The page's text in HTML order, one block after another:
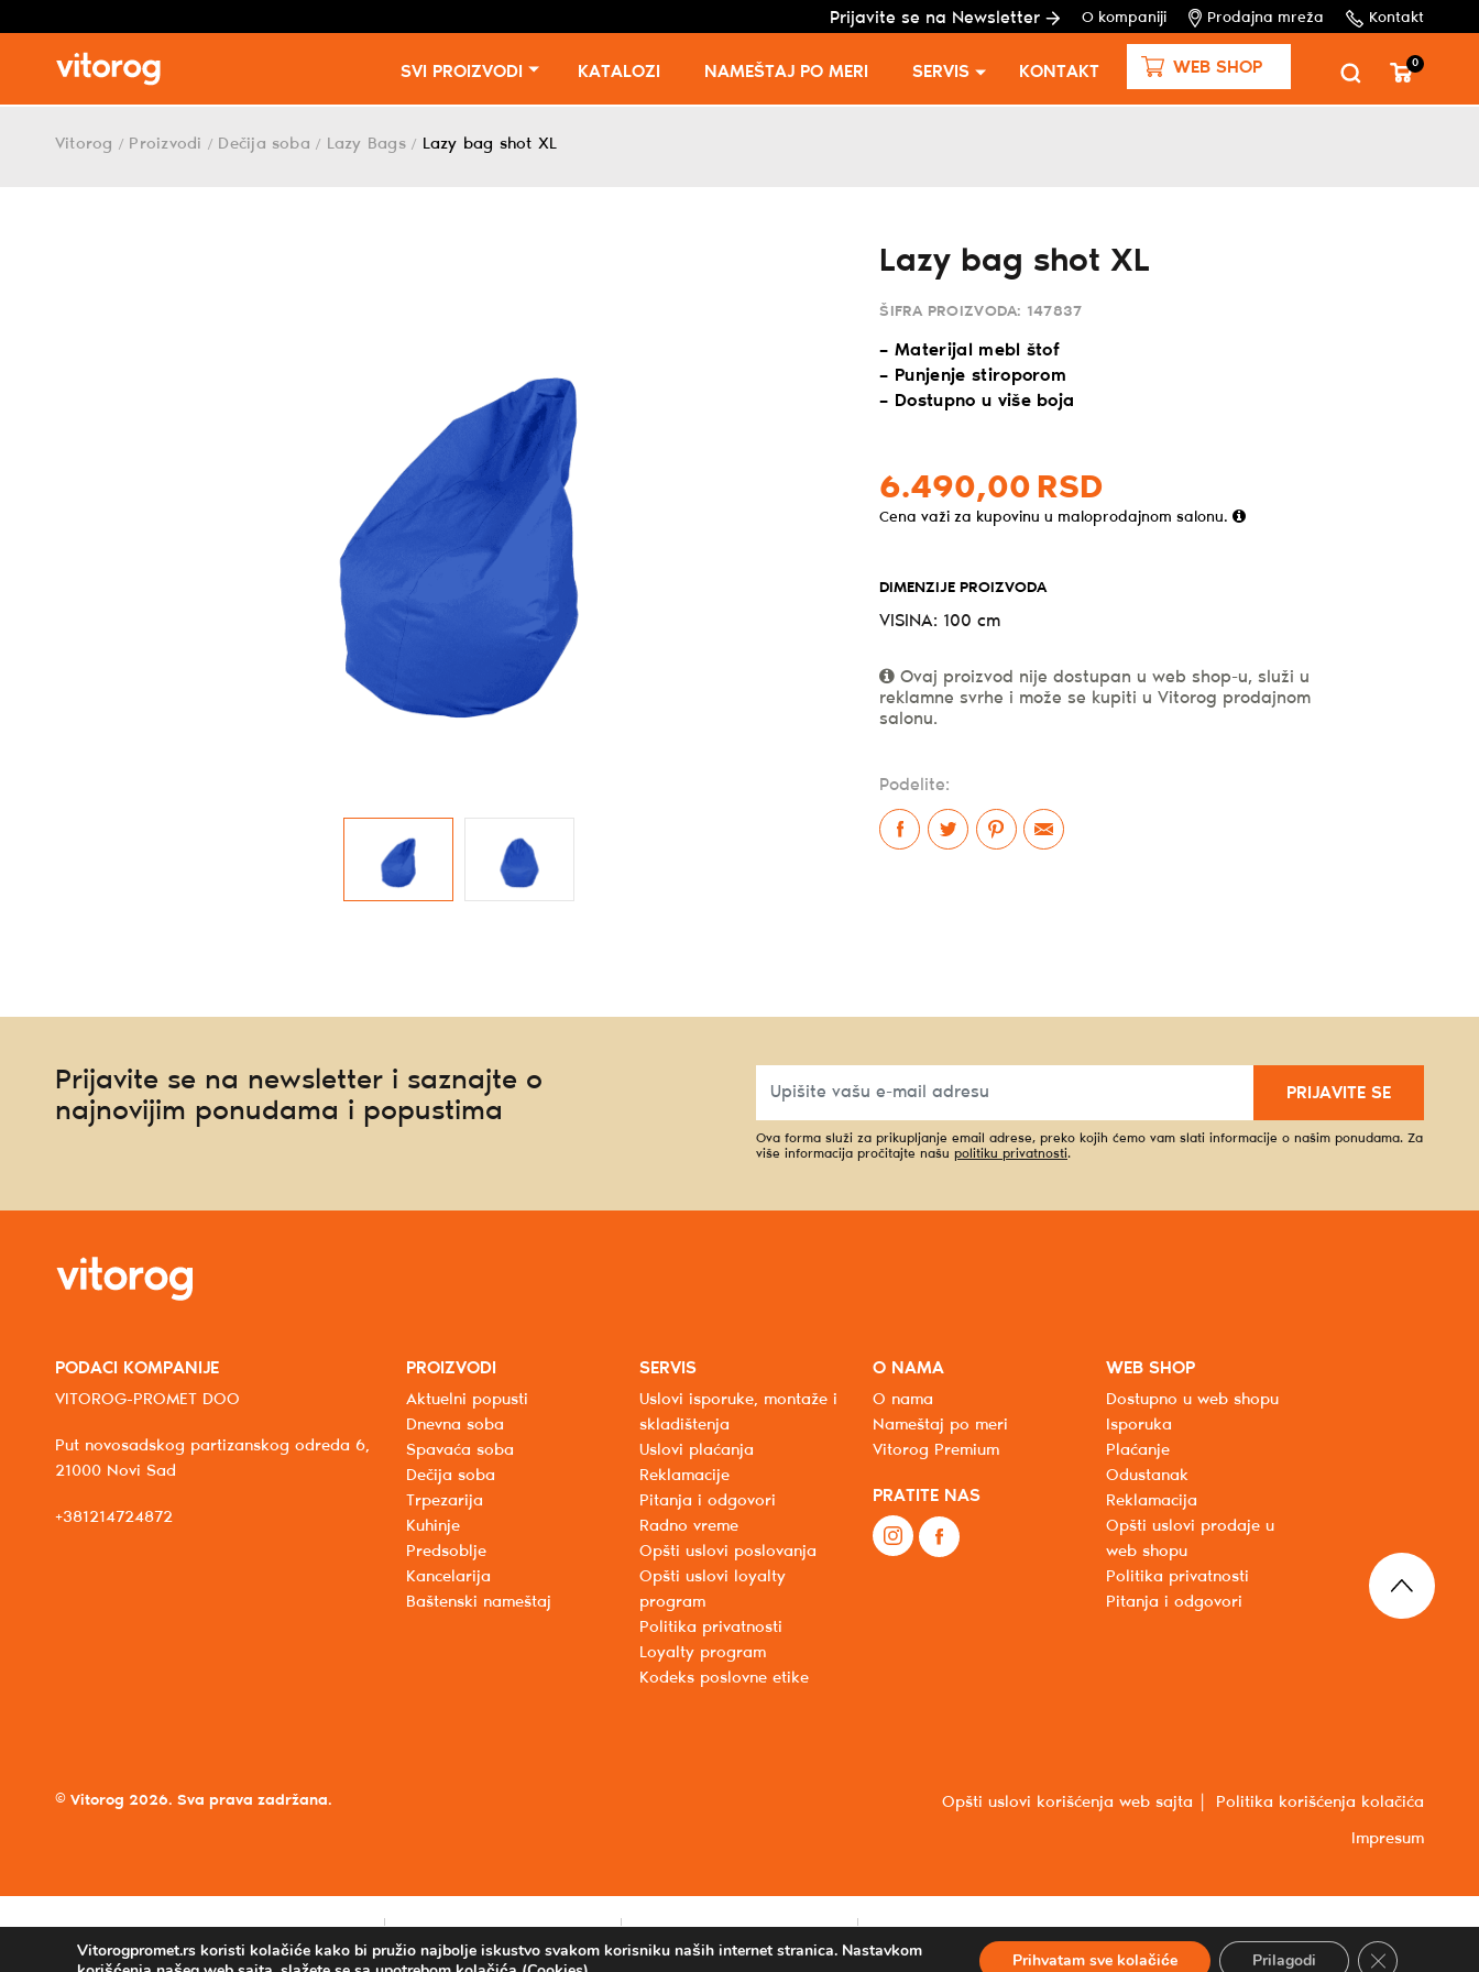
Prijavite se na Newsletter O kompaniji Prodajna mreža Kontakt
SVI PROIZVODI KATALOZI NAMEŠTAJ PO MERI SERVIS KONTAKT WEB SHOP 0
Vitorog / Proizvodi / Dečija soba / Lazy Bags/ Lazy bag shot XL
Lazy bag shot XL
ŠIFRA PROIZVODA: 147837
– Materijal mebl štof
– Punjenje stiroporom
– Dostupno u više boja
6.490,00 RSD
Cena važi za kupovinu u maloprodajnom salonu.
DIMENZIJE PROIZVODA
VISINA: 100 cm
Ovaj proizvod nije dostupan u web shop-u, služi u
reklamne svrhe i može se kupiti u Vitorog prodajnom
salonu.
Podelite:
Prijavite se na newsletter i saznajte o
najnovijim ponudama i popustima
PRIJAVITE SE
Ova forma služi za prikupljanje email adrese, preko kojih ćemo vam slati informacije o našim ponudama. Za
više informacija pročitajte našu politiku privatnosti.
PODACI KOMPANIJE
VITOROG-PROMET DOO
Put novosadskog partizanskog odreda 6,
21000 Novi Sad
+381214724872
PROIZVODI
Aktuelni popusti
Dnevna soba
Spavaća soba
Dečija soba
Trpezarija
Kuhinje
Predsoblje
Kancelarija
Baštenski nameštaj
SERVIS
Uslovi isporuke, montaže i
skladištenja
Uslovi plaćanja
Reklamacije
Pitanja i odgovori
Radno vreme
Opšti uslovi poslovanja
Opšti uslovi loyalty
program
Politika privatnosti
Loyalty program
Kodeks poslovne etike
O NAMA
O nama
Nameštaj po meri
Vitorog Premium
PRATITE NAS
WEB SHOP
Dostupno u web shopu
Isporuka
Plaćanje
Odustanak
Reklamacija
Opšti uslovi prodaje u
web shopu
Politika privatnosti
Pitanja i odgovori
© Vitorog 2026. Sva prava zadržana. Opšti uslovi korišćenja web sajta Politika korišćenja kolačića
Impresum
Vitorogpromet.rs koristi kolačiće kako bi pružio najbolje iskustvo svakom korisniku naših internet stranica. Nastavkom
Prihvatam sve kolačiće Prilagodi Close GDPR